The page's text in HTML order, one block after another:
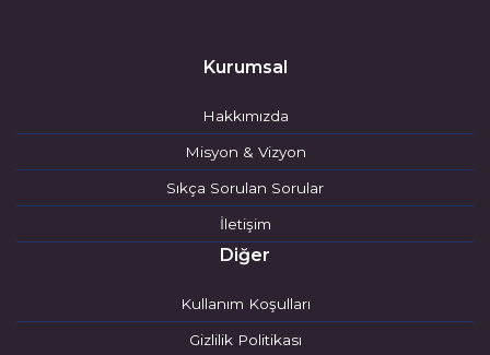
Kurumsal
Hakkımızda
Misyon & Vizyon
Sıkça Sorulan Sorular
İletişim
Diğer
Kullanım Koşulları
Gizlilik Politikası